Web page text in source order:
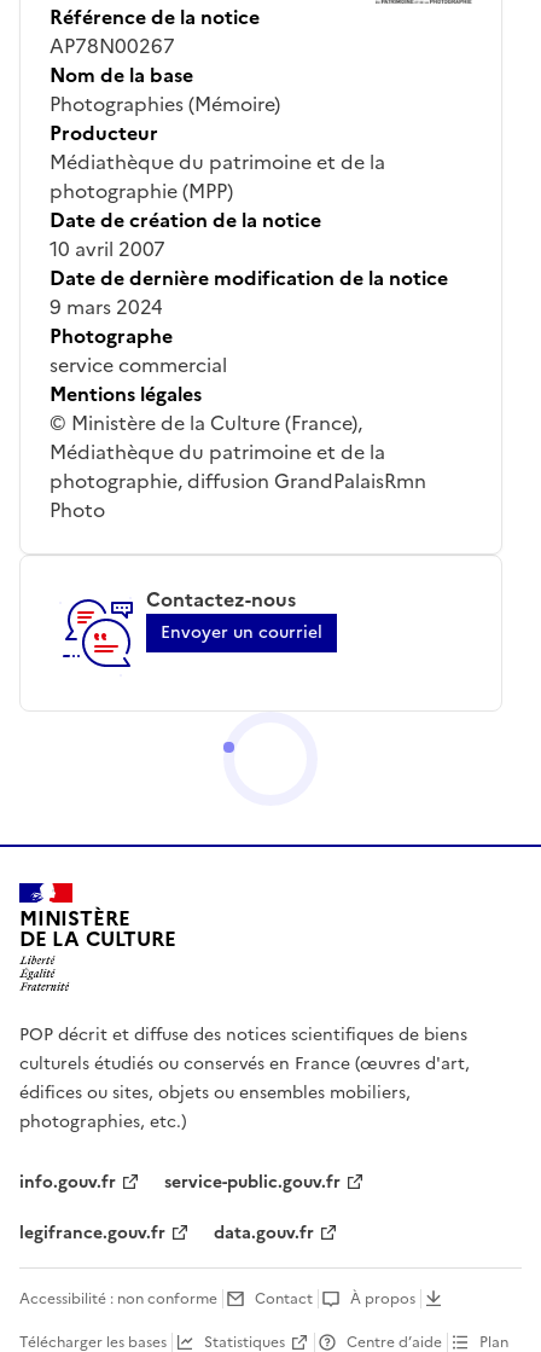
Référence de la notice
AP78N00267
Nom de la base
Photographies (Mémoire)
Producteur
Médiathèque du patrimoine et de la
photographie (MPP)
Date de création de la notice
10 avril 2007
Date de dernière modification de la notice
9 mars 2024
Photographe
service commercial
Mentions légales
© Ministère de la Culture (France),
Médiathèque du patrimoine et de la
photographie, diffusion GrandPalaisRmn
Photo
Contactez-nous
Envoyer un courriel
MINISTÈRE
DE LA CULTURE
POP décrit et diffuse des notices scientifiques de biens
culturels étudiés ou conservés en France (œuvres d'art,
édifices ou sites, objets ou ensembles mobiliers,
photographies, etc.)
info.gouv.fr
service-public.gouv.fr
legifrance.gouv.fr
data.gouv.fr
Accessibilité : non conforme Contact
À propos
Télécharger les bases
Statistiques Centre d’aide Plan